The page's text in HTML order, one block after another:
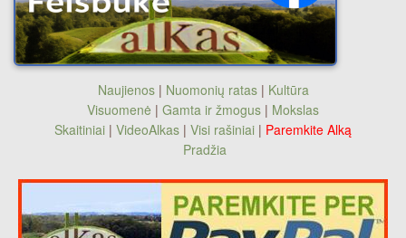
Naujienos| Nuomonių ratas| Kultūra
Visuomenė | Gamta ir žmogus | Mokslas
Skaitiniai | VideoAlkas | Visi rašiniai | Paremkite Alką
Pradžia